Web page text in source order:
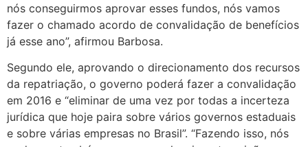
nós conseguirmos aprovar esses fundos, nós vamos
fazer o chamado acordo de convalidação de benefícios
já esse ano”, afirmou Barbosa.
Segundo ele, aprovando o direcionamento dos recursos
da repatriação, o governo poderá fazer a convalidação
em 2016 e “eliminar de uma vez por todas a incerteza
jurídica que hoje paira sobre vários governos estaduais
e sobre várias empresas no Brasil”. “Fazendo isso, nós